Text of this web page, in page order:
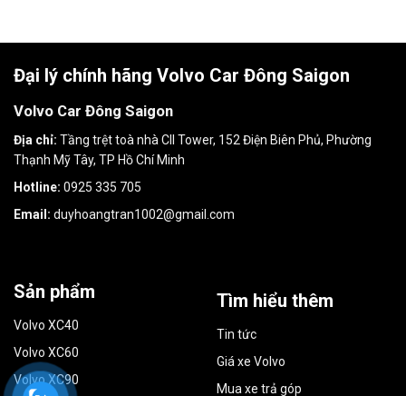
Đại lý chính hãng Volvo Car Đông Saigon
Volvo Car Đông Saigon
Địa chỉ: Tầng trệt toà nhà CII Tower, 152 Điện Biên Phủ, Phường
Thạnh Mỹ Tây, TP Hồ Chí Minh
Hotline: 0925 335 705
Email: duyhoangtran1002@gmail.com
Sản phẩm
Volvo XC40
Volvo XC60
Volvo XC90
Tìm hiểu thêm
Tin tức
Giá xe Volvo
Mua xe trả góp